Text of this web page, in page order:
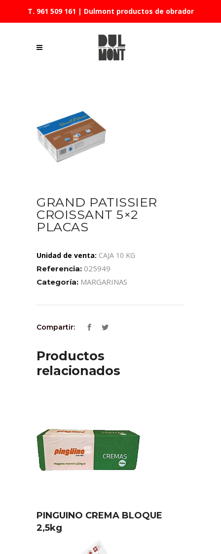
T. 961 509 161 | Dulmont productos de obrador
GRAND PATISSIER
CROISSANT 5×2
PLACAS
Unidad de venta: CAJA 10 KG
Referencia: 025949
Categoría: MARGARINAS
Compartir:
Productos
relacionados
PINGUINO CREMA BLOQUE
2,5kg